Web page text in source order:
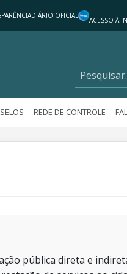
DIÁRIO OFICIAL
ACESSO À
SELOS REDE DE CONTROLE
pública direta e